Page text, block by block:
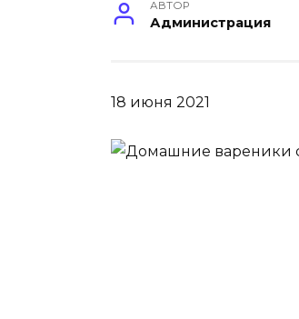
АВТОР
Администрация
18 июня 2021